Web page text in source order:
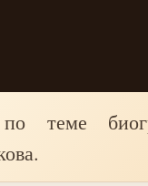
по теме